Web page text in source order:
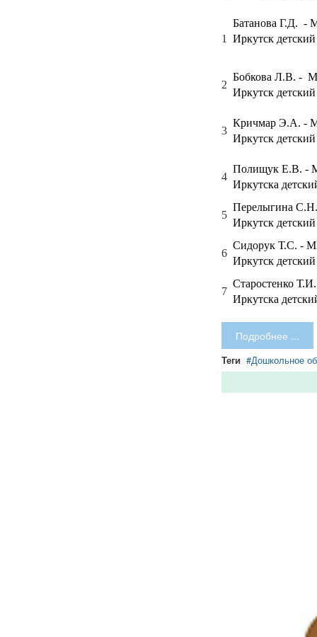
1
Батанова Г.Д. -
Иркутск
2
Бобкова Л.В. -
Иркутск
3
Кричмар Э.А. -
Иркутск
4
Полищук Е.В. -
Иркутска
5
Перелыгина
Иркутск
6
Сидорук Т.С. -
Иркутск
7
Старостенко
Иркутска
Подробнее ...
Теги Дошкольное